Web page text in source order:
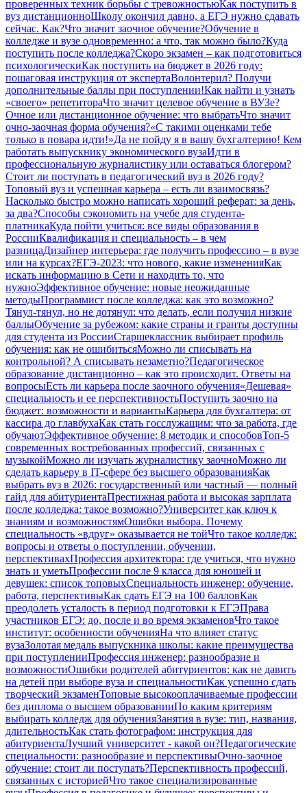
проверенных техник борьбы с тревожностьюКак поступить в
вуз дистанционноШколу окончил давно, а ЕГЭ нужно сдавать
сейчас. Как?Что значит заочное обучение?Обучение в
колледже и вузе одновременно: а что, так можно было?Куда
поступить после колледжа?Скоро экзамен – как подготовиться
психологическиКак поступить на бюджет в 2026 году:
пошаговая инструкция от экспертаВолонтерил? Получи
дополнительные баллы при поступлении!Как найти и узнать
«своего» репетитораЧто значит целевое обучение в ВУЗе?
Очное или дистанционное обучение: что выбратьЧто значит
очно-заочная форма обучения?«С такими оценками тебе
только в повара идти!»Да не пойду я в вашу бухгалтерию! Кем
работать выпускнику экономического вузаИдти в
профессиональную журналистику или оставаться блогером?
Стоит ли поступать в педагогический вуз в 2026 году?
Топовый вуз и успешная карьера – есть ли взаимосвязь?
Насколько быстро можно написать хороший реферат: за день,
за два?Способы сэкономить на учебе для студента-
платникаКуда пойти учиться: все виды образования в
РоссииКвалификация и специальность – в чем
разницаДизайнер интерьера: где получить профессию – в вузе
или на курсах?ЕГЭ-2023: что нового, какие измененияКак
искать информацию в Сети и находить то, что
нужноЭффективное обучение: новые неожиданные
методыПрограммист после колледжа: как это возможно?
Тянул-тянул, но не дотянул: что делать, если получил низкие
баллыОбучение за рубежом: какие страны и гранты доступны
для студента из РоссииСтаршеклассник выбирает профиль
обучения: как не ошибитьсяМожно ли списывать на
контрольной? А списывать незаметно?Педагогическое
образование дистанционно – как это происходит. Ответы на
вопросыЕсть ли карьера после заочного обучения«Дешевая»
специальность и ее перспективностьПоступить заочно на
бюджет: возможности и вариантыКарьера для бухгалтера: от
кассира до главбухаКак стать госслужащим: что за работа, где
обучаютЭффективное обучение: 8 методик и способовТоп-5
современных востребованных профессий, связанных с
музыкойМожно ли изучать журналистику заочноМожно ли
сделать карьеру в IT-сфере без высшего образованияКак
выбрать вуз в 2026: государственный или частный — полный
гайд для абитуриентаПрестижная работа и высокая зарплата
после колледжа: такое возможно?Университет как ключ к
знаниям и возможностямОшибки выбора. Почему
специальность «вдруг» оказывается не тойЧто такое колледж:
вопросы и ответы о поступлении, обучении,
перспективахПрофессия архитектора: где учиться, что нужно
знать и уметьПрофессии после 9 класса для юношей и
девушек: список топовыхСпециальность инженер: обучение,
работа, перспективыКак сдать ЕГЭ на 100 балловКак
преодолеть усталость в период подготовки к ЕГЭПрава
участников ЕГЭ: до, после и во время экзаменовЧто такое
институт: особенности обученияНа что влияет статус
вузаЗолотая медаль выпускника школы: какие преимущества
при поступленииПрофессия инженер: разнообразие и
возможностиОшибки родителей абитуриентов: как не давить
на детей при выборе вуза и специальностиКак успешно сдать
творческий экзаменТоповые высокооплачиваемые профессии
без диплома о высшем образованииПо каким критериям
выбирать колледж для обученияЗанятия в вузе: тип, названия,
длительностьКак стать фотографом: инструкция для
абитуриентаЛучший университет - какой он?Педагогические
специальности: разнообразие и перспективыОчно-заочное
обучение: стоит ли поступать?Перспективность профессий,
связанных с историейЧто такое специализированные